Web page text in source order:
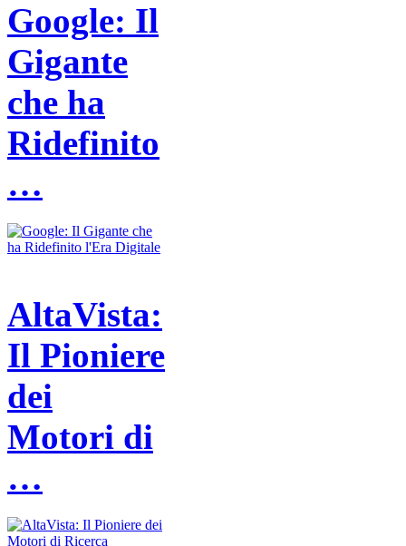
Google: Il
Gigante
che ha
Ridefinito
…
AltaVista:
Il Pioniere
dei
Motori di
…